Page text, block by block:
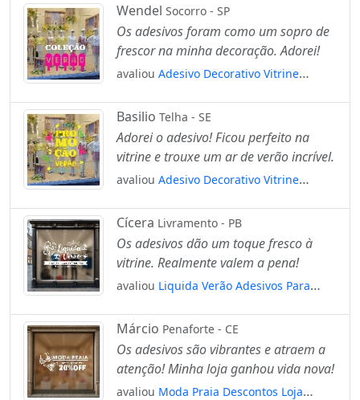
Wendel Socorro - SP
Os adesivos foram como um sopro de
frescor na minha decoração. Adorei!
avaliou Adesivo Decorativo Vitrine
Basilio Telha - SE
Adorei o adesivo! Ficou perfeito na
vitrine e trouxe um ar de verão incrível.
avaliou Adesivo Decorativo Vitrine
Mod:2001
Cícera Livramento - PB
Os adesivos dão um toque fresco à
vitrine. Realmente valem a pena!
avaliou Liquida Verão Adesivos Para
Márcio Penaforte - CE
Os adesivos são vibrantes e atraem a
atenção! Minha loja ganhou vida nova!
avaliou Moda Praia Descontos Loja